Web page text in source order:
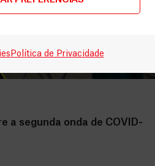
Política de Privacidade
a segunda onda de COVID-